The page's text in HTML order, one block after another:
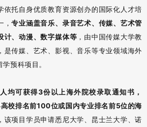
依托自身优质教育资源创办的国际化人才培
，专业涵盖音乐、录音艺术、 传媒、艺术管
计、动漫、数字媒体等 ，由中国传媒大学教
是传媒、艺术、影视、音乐等专业领域海外
预科项目。
均可获得3份以上海外院校录取通知书，
校排名前100位或国内专业排名前5位的海
该项目学员申请悉尼大学、昆士兰大学、诺